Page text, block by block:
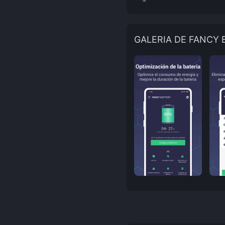
GALERIA DE FANCY